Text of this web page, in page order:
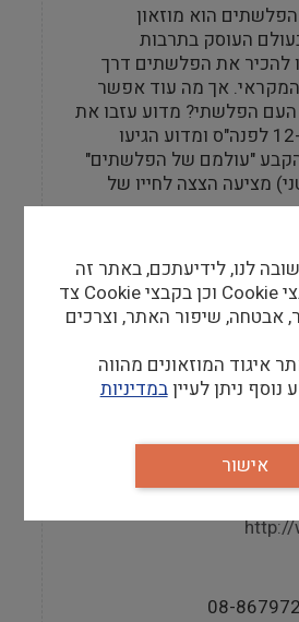
הוא מוזאון
העוסק בתרבות
להכיר את הפלשתים דרך
המקראי. אך מה עוד אפשר
הפלשתי? מדוע עזבו את
אדמתם במאה ה-12 לפנה"ס ומדוע הגיעו
הקבע "עולמם של הפלשתים"
מציעה הצצה לחייו של
יום א, ג-ה 16:00–9:00, יום ב 20:00-09:00, יום
http://
לנו, לידיעתכם, באתר זה
נעשה שימוש בקבצי Cookie וכן בקבצי Cookie צד
אבטחה, שיפור האתר, וצרכים
איגוד המוזאונים מהווה
ניתן לעייןבמדיניות
אישור